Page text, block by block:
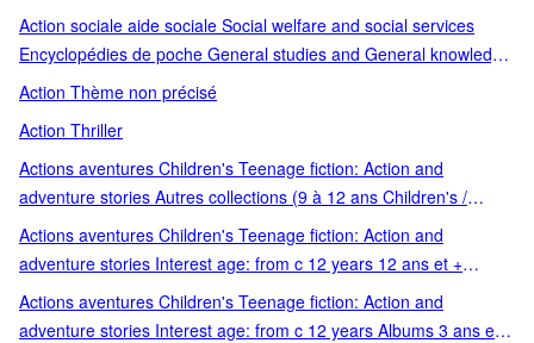
Action sociale aide sociale Social welfare and social services
Encyclopédies de poche General studies and General knowledge
Que-sais-je
Action Thème non précisé
Action Thriller
Actions aventures Children's Teenage fiction: Action and
adventure stories Autres collections (9 à 12 ans Children's /
Teenage fiction and true stories Children's / Teenage fiction:
Action and adventure stories Conte philosophique Amitié
fiction and true stories
Actions aventures Children's Teenage fiction: Action and
adventure stories Interest age: from c 12 years 12 ans et +
Children's / Teenage fiction: Action and adventure stories
Suspense
Actions aventures Children's Teenage fiction: Action and
adventure stories Interest age: from c 12 years Albums 3 ans et +